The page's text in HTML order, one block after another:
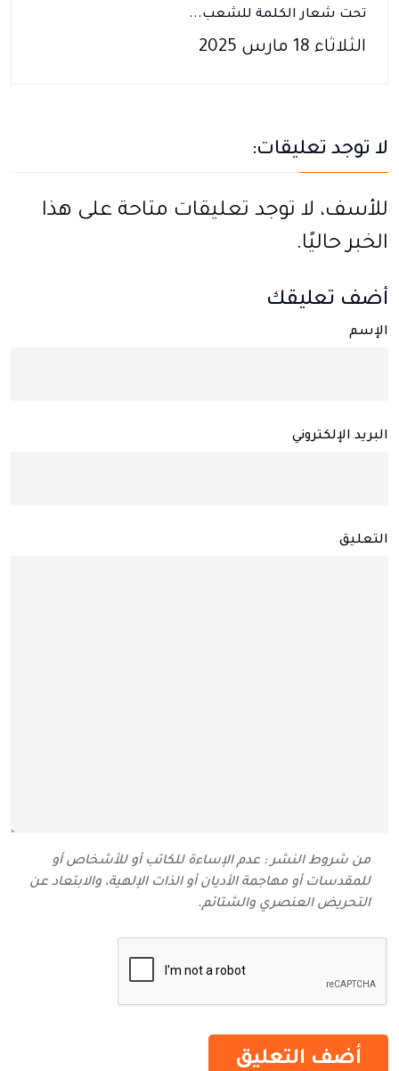
تحت شعار الكلمة للشعب...
الثلاثاء 18 مارس 2025
لا توجد تعليقات:
للأسف، لا توجد تعليقات متاحة على هذا
الخبر حاليًا.
أضف تعليقك
الإسم
البريد الإلكتروني
التعليق
من شروط النشر : عدم الإساءة للكاتب أو للأشخاص أو
للمقدسات أو مهاجمة الأديان أو الذات الإلهية، والابتعاد عن
التحريض العنصري والشتائم‬.